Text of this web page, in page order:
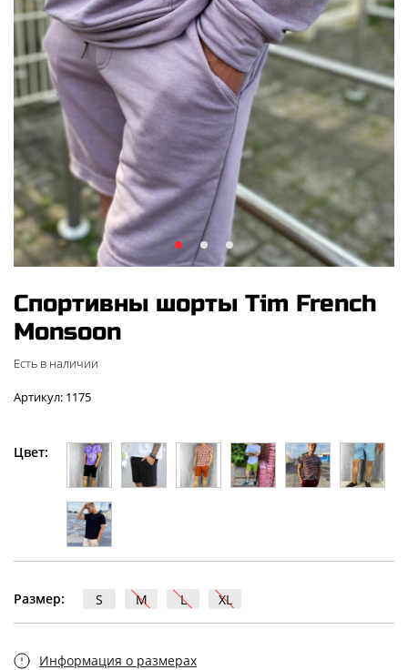
Спортивны шорты Tim French
Monsoon
Есть в наличии
Артикул: 1175
Цвет:
Размер: S M L XL
Информация о размерах